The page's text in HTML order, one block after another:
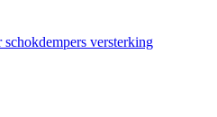
versterking